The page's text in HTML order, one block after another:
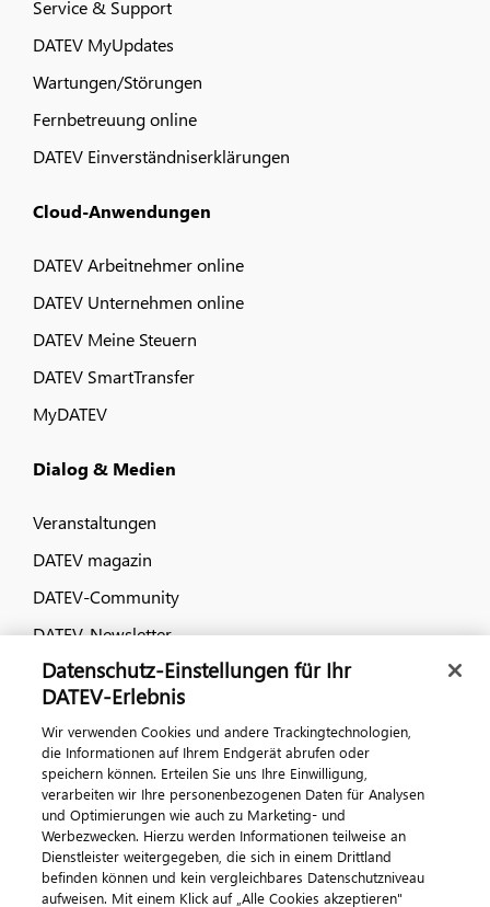
Service & Support
DATEV MyUpdates
Wartungen/Störungen
Fernbetreuung online
DATEV Einverständniserklärungen
Cloud-Anwendungen
DATEV Arbeitnehmer online
DATEV Unternehmen online
DATEV Meine Steuern
DATEV SmartTransfer
MyDATEV
Dialog & Medien
Veranstaltungen
DATEV magazin
DATEV-Community
DATEV-Newsletter
DATEV Ratgeber
Kontaktieren Sie uns
Datenschutz-Einstellungen für Ihr
DATEV-Erlebnis
Wir verwenden Cookies und andere Trackingtechnologien,
die Informationen auf Ihrem Endgerät abrufen oder
speichern können. Erteilen Sie uns Ihre Einwilligung,
verarbeiten wir Ihre personenbezogenen Daten für Analysen
und Optimierungen wie auch zu Marketing- und
Werbezwecken. Hierzu werden Informationen teilweise an
Dienstleister weitergegeben, die sich in einem Drittland
befinden können und kein vergleichbares Datenschutzniveau
aufweisen. Mit einem Klick auf „Alle Cookies akzeptieren"